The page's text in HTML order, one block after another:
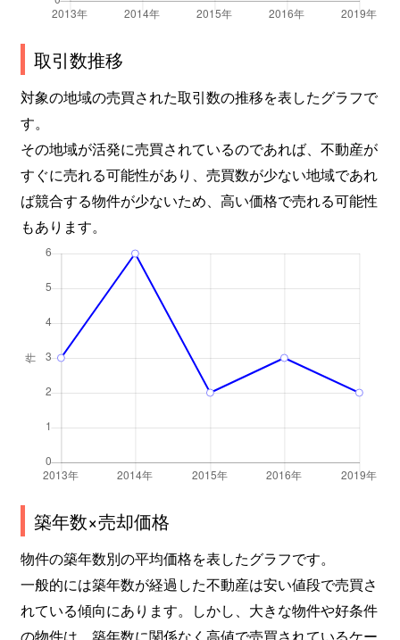
取引数推移
対象の地域の売買された取引数の推移を表したグラフで
す。
その地域が活発に売買されているのであれば、不動産が
すぐに売れる可能性があり、売買数が少ない地域であれ
ば競合する物件が少ないため、高い価格で売れる可能性
もあります。
築年数×売却価格
物件の築年数別の平均価格を表したグラフです。
一般的には築年数が経過した不動産は安い値段で売買さ
れている傾向にあります。しかし、大きな物件や好条件
の物件は、築年数に関係なく高値で売買されているケー